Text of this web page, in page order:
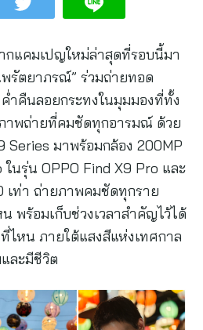
กแคมเปญใหม่ล่าสุดที่รอบนี้มา
รัตยาภรณ์” ร่วมถ่ายทอด
ำคืนลอยกระทงในมุมมองที่ทั้ง
าพถ่ายที่คมชัดทุกอารมณ์ ด้วย
Series มาพร้อมกล้อง 200MP
นรุ่น OPPO Find X9 Pro และ
เท่า ถ่ายภาพคมชัดทุกราย
พร้อมเก็บช่วงเวลาสำคัญไว้ได้
ไหน ภายใต้แสงสีแห่งเทศกาล
ละมีชีวิต